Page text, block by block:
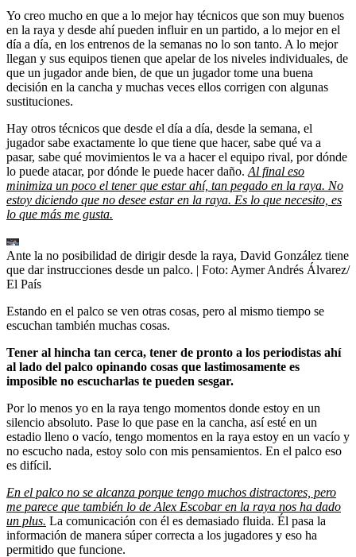
Yo creo mucho en que a lo mejor hay técnicos que son muy buenos
en la raya y desde ahí pueden influir en un partido, a lo mejor en el
día a día, en los entrenos de la semanas no lo son tanto. A lo mejor
llegan y sus equipos tienen que apelar de los niveles individuales, de
que un jugador ande bien, de que un jugador tome una buena
decisión en la cancha y muchas veces ellos corrigen con algunas
sustituciones.
Hay otros técnicos que desde el día a día, desde la semana, el
jugador sabe exactamente lo que tiene que hacer, sabe qué va a
pasar, sabe qué movimientos le va a hacer el equipo rival, por dónde
lo puede atacar, por dónde le puede hacer daño. Al final eso
minimiza un poco el tener que estar ahí, tan pegado en la raya. No
estoy diciendo que no desee estar en la raya. Es lo que necesito, es
lo que más me gusta.
Ante la no posibilidad de dirigir desde la raya, David González tiene
que dar instrucciones desde un palco. | Foto: Aymer Andrés Álvarez/
El País
Estando en el palco se ven otras cosas, pero al mismo tiempo se
escuchan también muchas cosas.
Tener al hincha tan cerca, tener de pronto a los periodistas ahí
al lado del palco opinando cosas que lastimosamente es
imposible no escucharlas te pueden sesgar.
Por lo menos yo en la raya tengo momentos donde estoy en un
silencio absoluto. Pase lo que pase en la cancha, así esté en un
estadio lleno o vacío, tengo momentos en la raya estoy en un vacío y
no escucho nada, estoy solo con mis pensamientos. En el palco eso
es difícil.
En el palco no se alcanza porque tengo muchos distractores, pero
me parece que también lo de Alex Escobar en la raya nos ha dado
un plus. La comunicación con él es demasiado fluida. Él pasa la
información de manera súper correcta a los jugadores y eso ha
permitido que funcione.